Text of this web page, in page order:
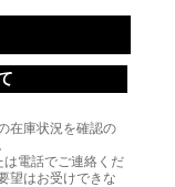
在庫状況を確認の
電話でご連絡くだ
望はお受けできな